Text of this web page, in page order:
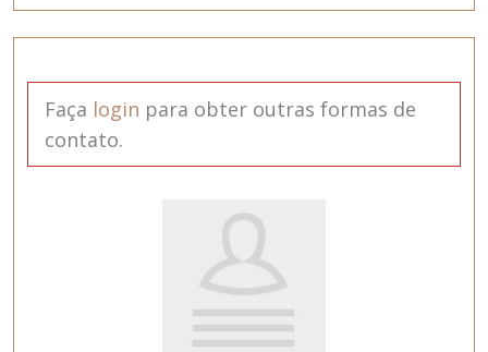
Faça login para obter outras formas de
contato.